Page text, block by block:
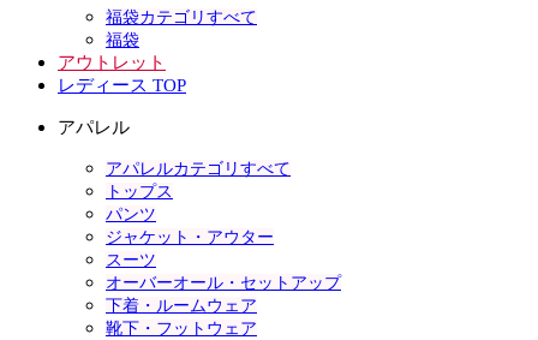
福袋カテゴリすべて
福袋
アウトレット
レディース TOP
アパレル
アパレルカテゴリすべて
トップス
パンツ
ジャケット・アウター
スーツ
オーバーオール・セットアップ
下着・ルームウェア
靴下・フットウェア